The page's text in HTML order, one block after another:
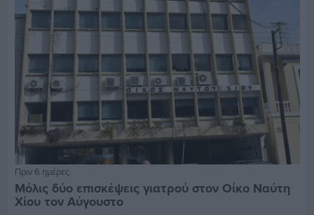
Πριν 6 ημέρες
Μόλις δύο επισκέψεις γιατρού στον Οίκο Ναύτη
Χίου τον Αύγουστο